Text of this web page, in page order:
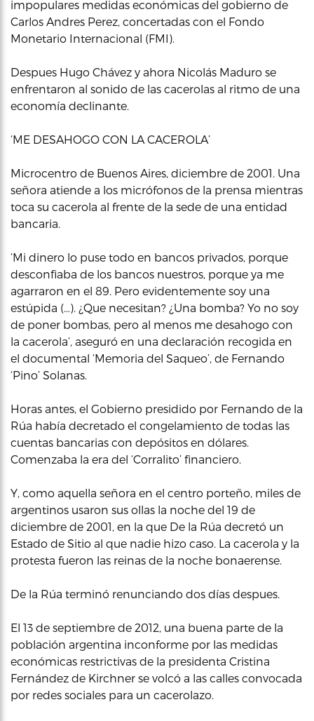
impopulares medidas económicas del gobierno de
Carlos Andres Perez, concertadas con el Fondo
Monetario Internacional (FMI).
Despues Hugo Chávez y ahora Nicolás Maduro se
enfrentaron al sonido de las cacerolas al ritmo de una
economía declinante.
‘ME DESAHOGO CON LA CACEROLA’
Microcentro de Buenos Aires, diciembre de 2001. Una
señora atiende a los micrófonos de la prensa mientras
toca su cacerola al frente de la sede de una entidad
bancaria.
‘Mi dinero lo puse todo en bancos privados, porque
desconfiaba de los bancos nuestros, porque ya me
agarraron en el 89. Pero evidentemente soy una
estúpida (…). ¿Que necesitan? ¿Una bomba? Yo no soy
de poner bombas, pero al menos me desahogo con
la cacerola’, aseguró en una declaración recogida en
el documental ‘Memoria del Saqueo’, de Fernando
‘Pino’ Solanas.
Horas antes, el Gobierno presidido por Fernando de la
Rúa había decretado el congelamiento de todas las
cuentas bancarias con depósitos en dólares.
Comenzaba la era del ‘Corralito’ financiero.
Y, como aquella señora en el centro porteño, miles de
argentinos usaron sus ollas la noche del 19 de
diciembre de 2001, en la que De la Rúa decretó un
Estado de Sitio al que nadie hizo caso. La cacerola y la
protesta fueron las reinas de la noche bonaerense.
De la Rúa terminó renunciando dos días despues.
El 13 de septiembre de 2012, una buena parte de la
población argentina inconforme por las medidas
económicas restrictivas de la presidenta Cristina
Fernández de Kirchner se volcó a las calles convocada
por redes sociales para un cacerolazo.